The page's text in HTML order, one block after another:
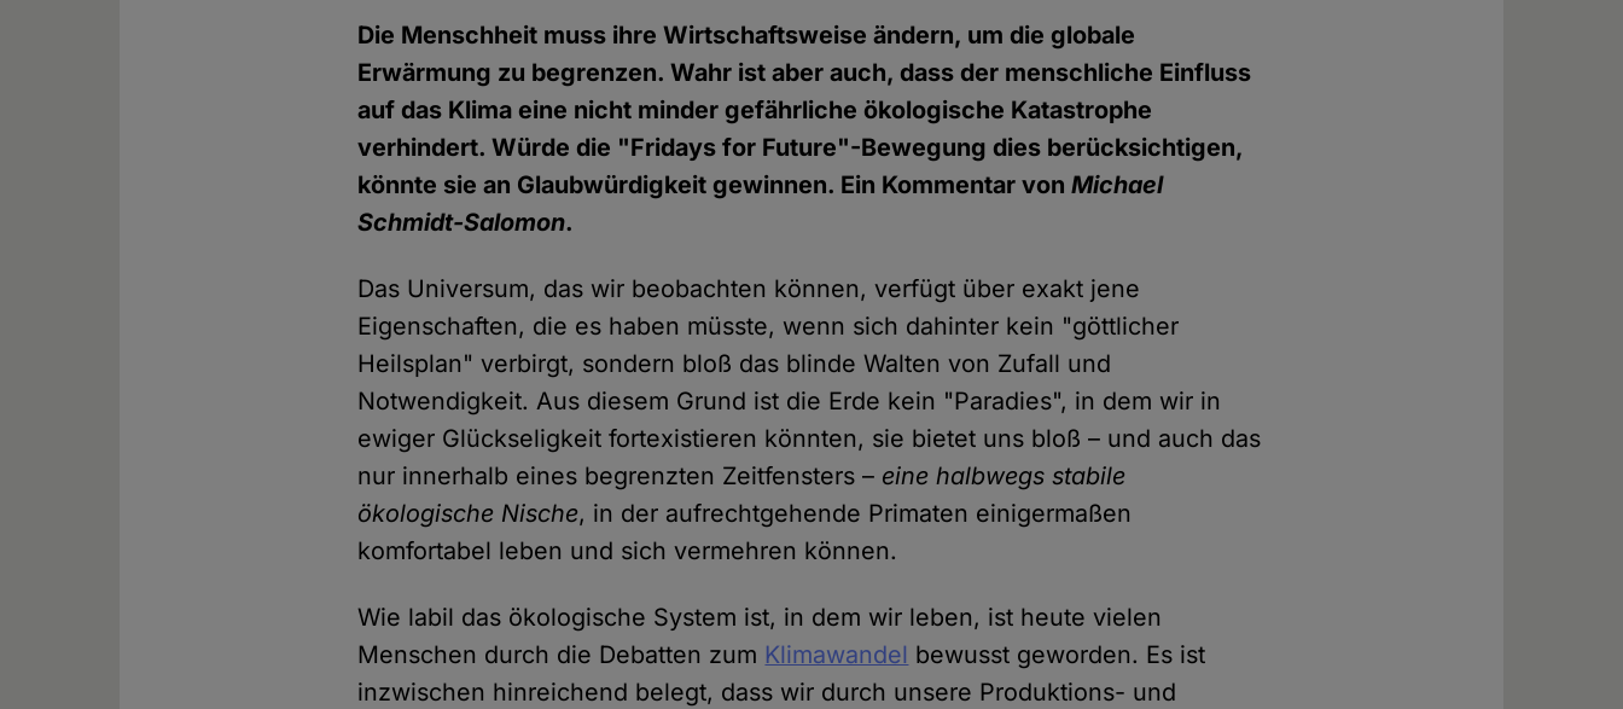
Die Menschheit muss ihre Wirtschaftsweise ändern, um die globale
Erwärmung zu begrenzen. Wahr ist aber auch, dass der menschliche Einfluss
auf das Klima eine nicht minder gefährliche ökologische Katastrophe
verhindert. Würde die "Fridays for Future"-Bewegung dies berücksichtigen,
könnte sie an Glaubwürdigkeit gewinnen. Ein Kommentar vonMichael
Schmidt-Salomon.
Das Universum, das wir beobachten können, verfügt über exakt jene
Eigenschaften, die es haben müsste, wenn sich dahinter kein "göttlicher
Heilsplan" verbirgt, sondern bloß das blinde Walten von Zufall und
Notwendigkeit. Aus diesem Grund ist die Erde kein "Paradies", in dem wir in
ewiger Glückseligkeit fortexistieren könnten, sie bietet uns bloß – und auch das
nur innerhalb eines begrenzten Zeitfensters – eine halbwegs stabile
ökologische Nische, in der aufrechtgehende Primaten einigermaßen
komfortabel leben und sich vermehren können.
Wie labil das ökologische System ist, in dem wir leben, ist heute vielen
Menschen durch die Debatten zum Klimawandel bewusst geworden. Es ist
inzwischen hinreichend belegt, dass wir durch unsere Produktions- und